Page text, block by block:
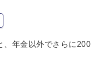
年金以外でさらに200